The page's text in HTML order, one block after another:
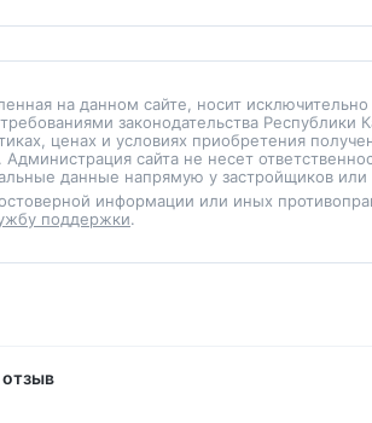
на данном сайте, носит
законодательства Республики
ценах и условиях приобретения
Администрация сайта не несет
данные напрямую у застройщиков или
информации или иных
поддержки.